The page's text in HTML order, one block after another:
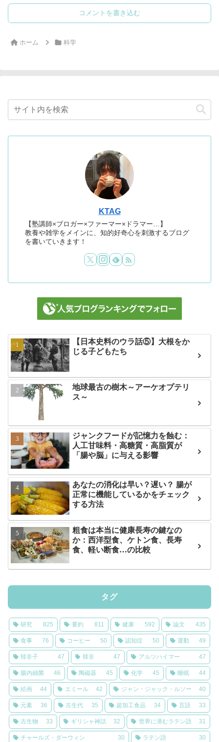
コメントを書き込む
ホーム 科学
KTAG
【塾講師×ブロガー×ファーマー×ドラマー…】
教養や雑学をメインに、知的好奇心を刺激するブログ
を書いていきます！
【日本史料のウラ話⑤】大根をか
じる子どもたち
地球最古の樹木～アーケオプテリ
ス～
ジャンクフードが記憶力を蝕む：
人工甘味料・高糖質・高脂質が
「腸や脳」に与える影響
あなたの消化は早い？遅い？ 腸が
正常に機能しているかをチェック
する方法
粗食は本当に健康長寿の鍵なの
か：西洋型食、ケトン食、長寿
食、軽い断食…の比較
タグ
研究 825 要約 811 健康 592 論文 435
食事 76 コーヒー 50 認知症 50 運動 49
韓非子 47 韓非 47 アルツハイマー 47
腸内細菌 46 陶磁器 45 化学 45 睡眠 44
絵画 44 エミール 42 ジャン・ジャック・ルソー 40
元素 36 古生代 35 超加工食品 34 言語 33
古生物 33 ギリシャ神話 32 世界に潜むラテン語 31
チャールズ・ダーウィン 30 ラテン語 30